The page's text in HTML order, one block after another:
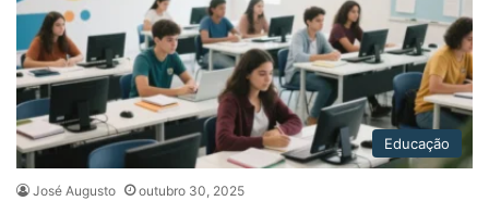
Educação
José Augusto outubro 30, 2025